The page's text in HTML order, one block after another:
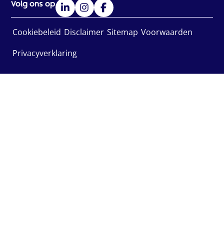
Volg ons op
Cookiebeleid Disclaimer Sitemap Voorwaarden
Privacyverklaring